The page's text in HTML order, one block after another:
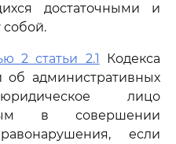
достаточными и
2 статьи 2.1 Кодекса
об административных
лицо
в совершении
если